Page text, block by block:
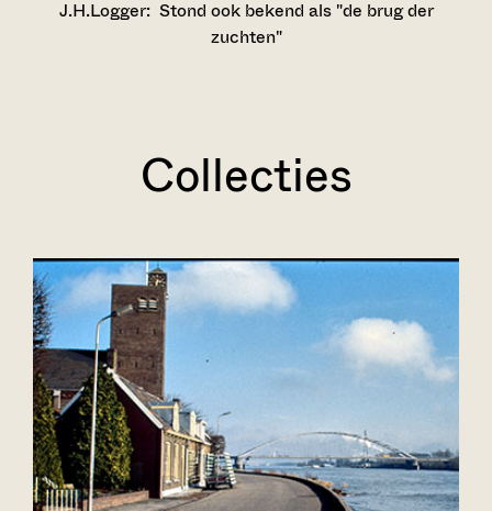
J.H.Logger: Stond ook bekend als "de brug der
zuchten"
Collecties